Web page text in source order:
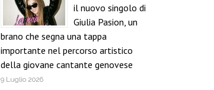
il nuovo singolo di
Giulia Pasion, un
brano che segna una tappa
importante nel percorso artistico
della giovane cantante genovese
9 Luglio 2026